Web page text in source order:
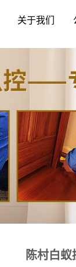
关于我们
陈村白